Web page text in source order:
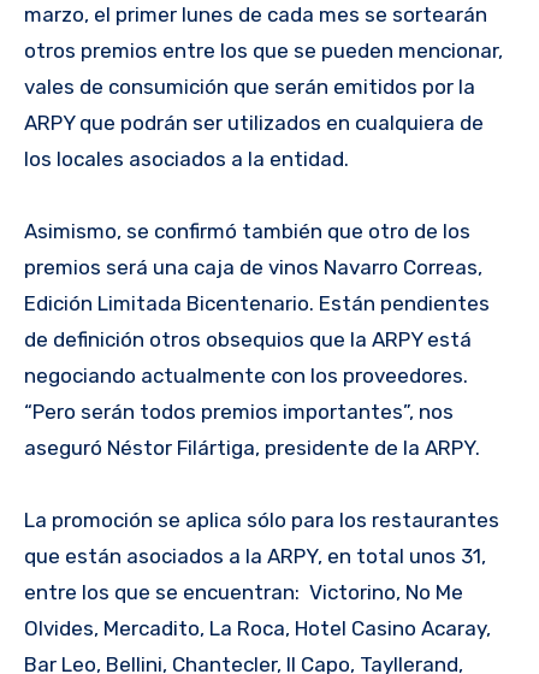
marzo, el primer lunes de cada mes se sortearán
otros premios entre los que se pueden mencionar,
vales de consumición que serán emitidos por la
ARPY que podrán ser utilizados en cualquiera de
los locales asociados a la entidad.
Asimismo, se confirmó también que otro de los
premios será una caja de vinos Navarro Correas,
Edición Limitada Bicentenario. Están pendientes
de definición otros obsequios que la ARPY está
negociando actualmente con los proveedores.
“Pero serán todos premios importantes”, nos
aseguró Néstor Filártiga, presidente de la ARPY.
La promoción se aplica sólo para los restaurantes
que están asociados a la ARPY, en total unos 31,
entre los que se encuentran: Victorino, No Me
Olvides, Mercadito, La Roca, Hotel Casino Acaray,
Bar Leo, Bellini, Chantecler, Il Capo, Tayllerand,